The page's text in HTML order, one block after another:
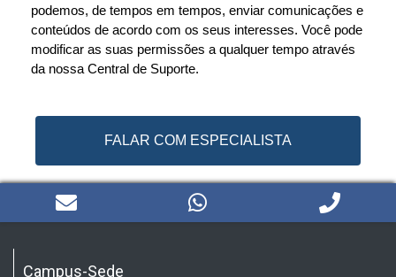
podemos, de tempos em tempos, enviar comunicações e
conteúdos de acordo com os seus interesses. Você pode
modificar as suas permissões a qualquer tempo através
da nossa Central de Suporte.
FALAR COM ESPECIALISTA
Campus-Sede